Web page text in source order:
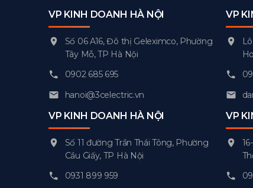
VP KINH DOANH HÀ NỘI
Số 06 A16, Đô thị Geleximco, Phường
Tây Mỗ, TP Hà Nội
0902 685 695
hanoi@3celectric.vn
VP KINH DOANH HÀ NỘI
Số 11 đường Trần Thái Tông, Phường
Cầu Giấy, TP Hà Nội
0931 899 959
VP
VP